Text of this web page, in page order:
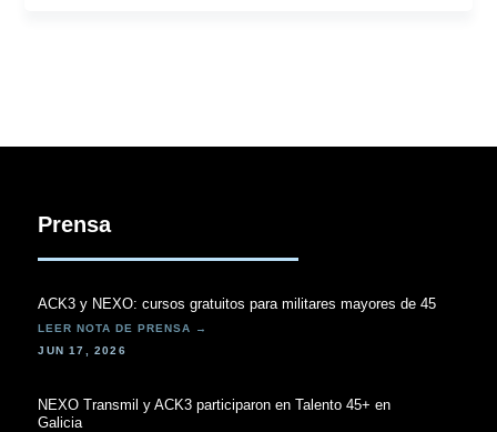
Prensa
ACK3 y NEXO: cursos gratuitos para militares mayores de 45
JUN 17, 2026
NEXO Transmil y ACK3 participaron en Talento 45+ en
Galicia